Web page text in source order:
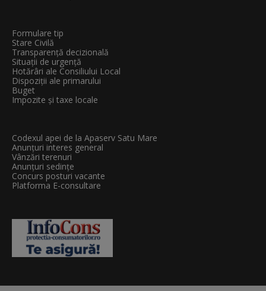
Formulare tip
Stare Civilă
Transparenţă decizională
Situații de urgență
Hotărâri ale Consiliului Local
Dispoziții ale primarului
Buget
Impozite și taxe locale
Codexul apei de la Apaserv Satu Mare
Anunțuri interes general
Vânzări terenuri
Anunțuri sedințe
Concurs posturi vacante
Platforma E-consultare